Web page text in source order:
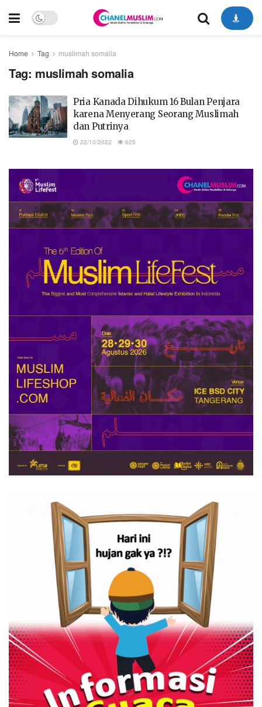
Home Tag muslimah somalia
Tag: muslimah somalia
Pria Kanada Dihukum 16 Bulan Penjara
karena Menyerang Seorang Muslimah
dan Putrinya
22/10/2022 625